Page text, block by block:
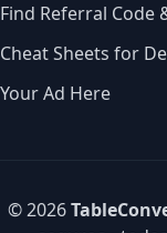
Find Referral Code
Cheat Sheets for
Your Ad Here
© 2026